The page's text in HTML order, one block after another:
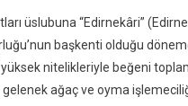
üslubuna “Edirnekâri”
başkenti olduğu
nitelikleriyle beğeni
ağaç ve oyma